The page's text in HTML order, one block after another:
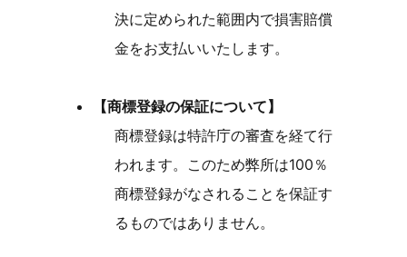
決に定められた範囲内で損害賠償
金をお支払いいたします。
【商標登録の保証について】
商標登録は特許庁の審査を経て行
われます。このため弊所は100％
商標登録がなされることを保証す
るものではありません。